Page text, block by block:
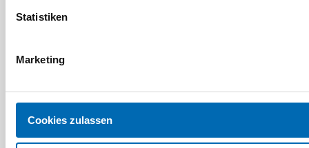
Statistiken
Marketing
Cookies zulassen